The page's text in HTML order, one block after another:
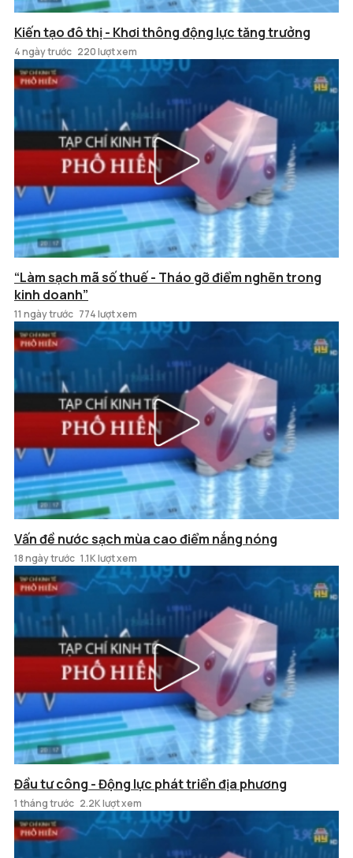
Kiến tạo đô thị - Khơi thông động lực tăng trưởng
4 ngày trước 220 lượt xem
“Làm sạch mã số thuế - Tháo gỡ điểm nghẽn trong
kinh doanh”
11 ngày trước 774 lượt xem
Vấn đề nước sạch mùa cao điểm nắng nóng
18 ngày trước 1.1K lượt xem
Đầu tư công - Động lực phát triển địa phương
1 tháng trước 2.2K lượt xem